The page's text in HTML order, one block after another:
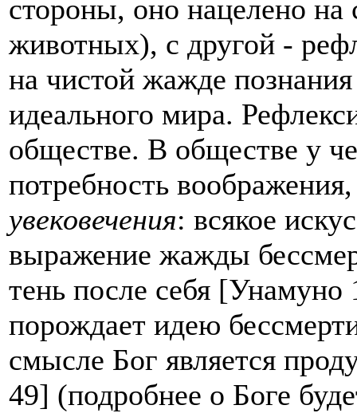
стороны, оно нацелено на
животных), с другой -
на чистой жажде
идеального мира.
обществе. В обществе у
потребность
увековечения: всякое
выражение жажды
тень после себя
порождает идею
смысле Бог является
49] (подробнее о Боге